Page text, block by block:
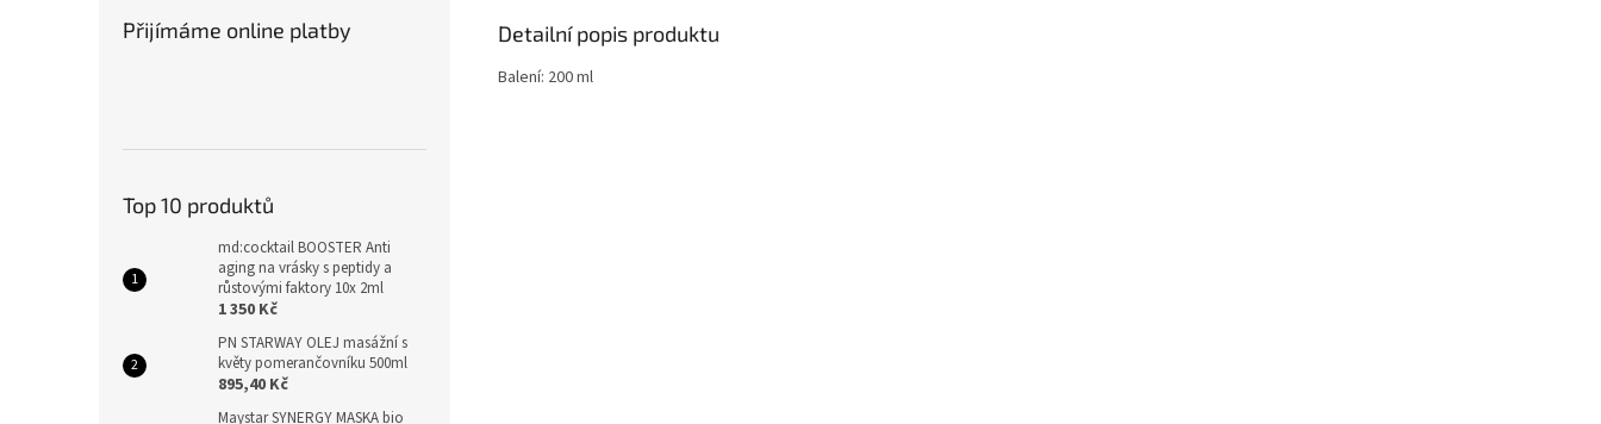
Přijímáme online platby
Top 10 produktů
md:cocktail BOOSTER Anti
aging na vrásky s peptidy a
růstovými faktory 10x 2ml
1 350 Kč
PN STARWAY OLEJ masážní s
květy pomerančovníku 500ml
895,40 Kč
Maystar SYNERGY MASKA bio
Detailní popis produktu
Balení: 200 ml